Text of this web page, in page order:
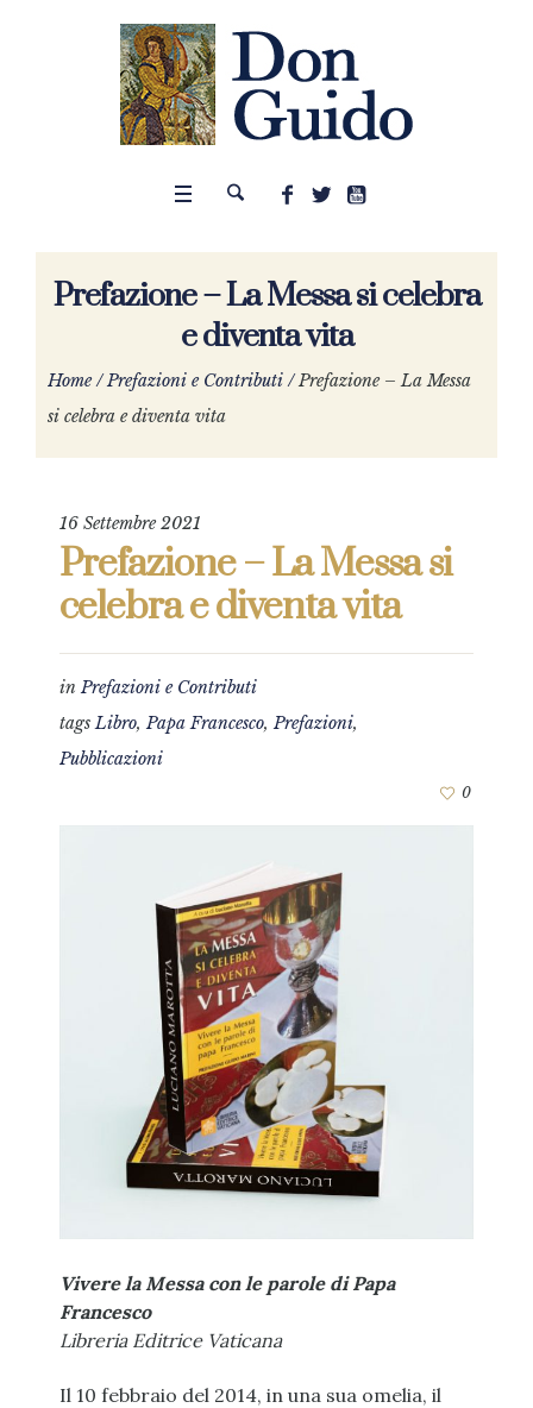
Prefazione – La Messa si celebra
e diventa vita
Home /Prefazioni e Contributi /Prefazione – La Messa
si celebra e diventa vita
16 Settembre 2021
Prefazione – La Messa si
celebra e diventa vita
inPrefazioni e Contributi
tagsLibro,Papa Francesco,Prefazioni,
Pubblicazioni
0
Vivere la Messa con le parole di Papa
Francesco
Libreria Editrice Vaticana
Il 10 febbraio del 2014, in una sua omelia, il